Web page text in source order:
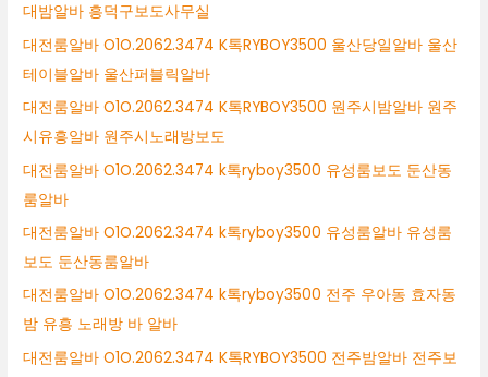
대밤알바 흥덕구보도사무실
대전룸알바 O1O.2062.3474 K톡RYBOY3500 울산당일알바 울산
테이블알바 울산퍼블릭알바
대전룸알바 O1O.2062.3474 K톡RYBOY3500 원주시밤알바 원주
시유흥알바 원주시노래방보도
대전룸알바 O1O.2062.3474 k톡ryboy3500 유성룸보도 둔산동
룸알바
대전룸알바 O1O.2062.3474 k톡ryboy3500 유성룸알바 유성룸
보도 둔산동룸알바
대전룸알바 O1O.2062.3474 k톡ryboy3500 전주 우아동 효자동
밤 유흥 노래방 바 알바
대전룸알바 O1O.2062.3474 K톡RYBOY3500 전주밤알바 전주보